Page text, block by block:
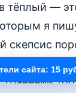
тёплый —
я
скепсис
сайта: 15